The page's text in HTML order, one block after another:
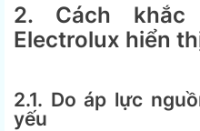
2. Cách
Electrolux hiển
2.1. Do áp lực
yếu